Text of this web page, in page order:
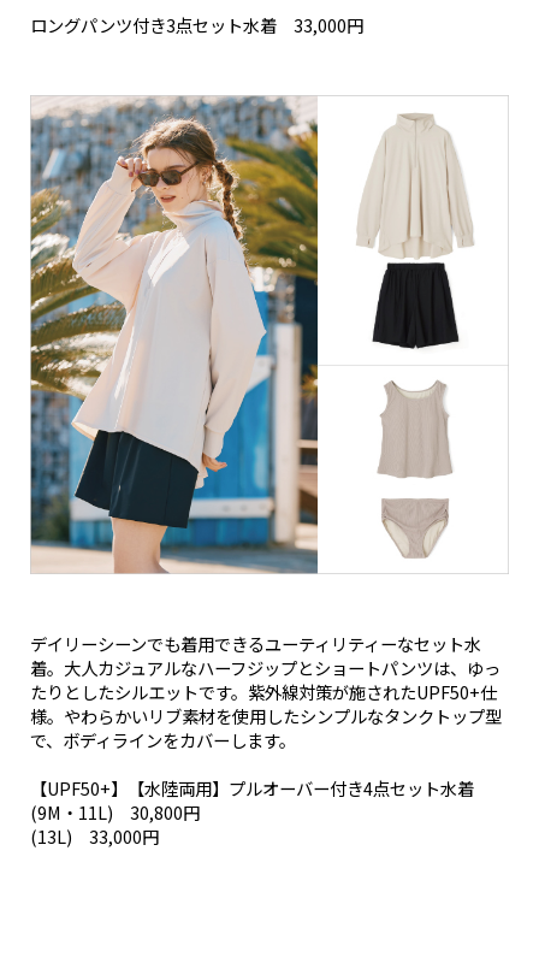
ロングパンツ付き3点セット水着 33,000円
デイリーシーンでも着用できるユーティリティーなセット水
着。大人カジュアルなハーフジップとショートパンツは、ゆっ
たりとしたシルエットです。紫外線対策が施されたUPF50+仕
様。やわらかいリブ素材を使用したシンプルなタンクトップ型
で、ボディラインをカバーします。
【UPF50+】【水陸両用】プルオーバー付き4点セット水着
(9M・11L) 30,800円
(13L) 33,000円